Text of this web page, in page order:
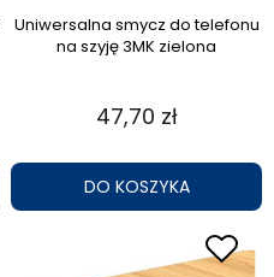
Uniwersalna smycz do telefonu
na szyję 3MK zielona
47,70 zł
DO KOSZYKA